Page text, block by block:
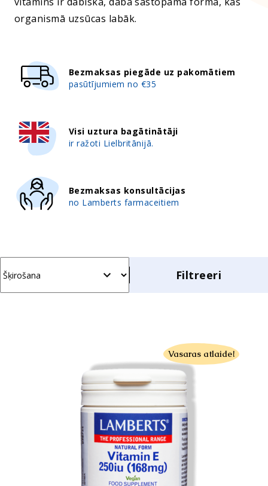
organismā uzsūcas labāk.
Bezmaksas piegāde uz pakomātiem
pasūtījumiem no €35
Visi uztura bagātinātāji
ir ražoti Lielbritānijā.
Bezmaksas konsultācijas
no Lamberts farmaceitiem
Filtreeri
Vasaras atlaide!